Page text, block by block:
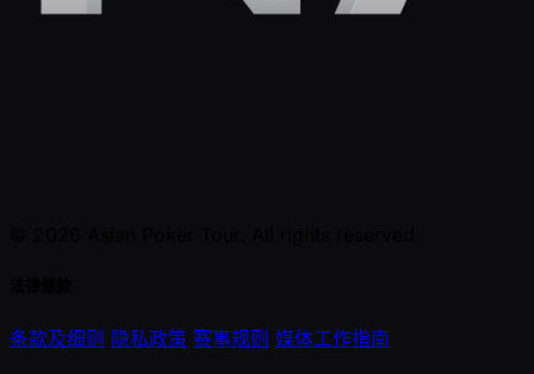
条款及细则 隐私政策 赛事规则 媒体工作指南